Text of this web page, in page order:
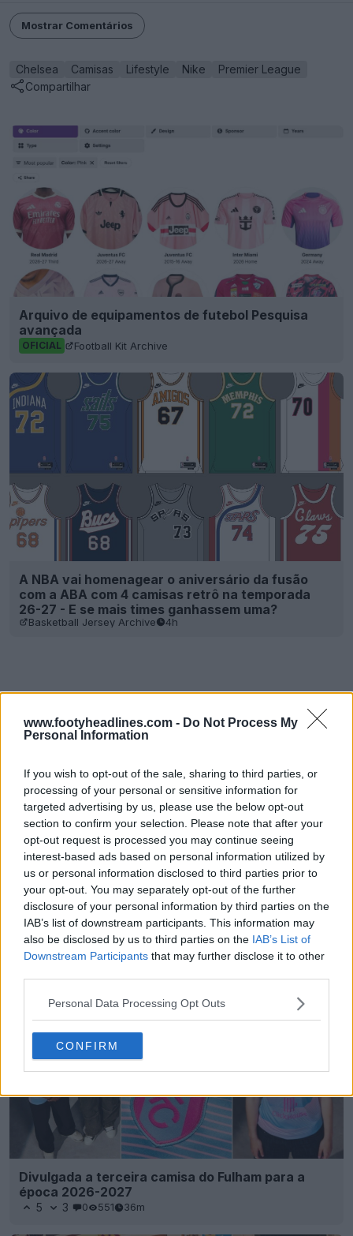
www.footyheadlines.com - Do Not Process My
Personal Information
If you wish to opt-out of the sale, sharing to third parties, or
processing of your personal or sensitive information for
targeted advertising by us, please use the below opt-out
section to confirm your selection. Please note that after your
opt-out request is processed you may continue seeing
interest-based ads based on personal information utilized by
us or personal information disclosed to third parties prior to
your opt-out. You may separately opt-out of the further
disclosure of your personal information by third parties on the
IAB’s list of downstream participants. This information may
also be disclosed by us to third parties on the IAB’s List of
Downstream Participants that may further disclose it to other
Personal Data Processing Opt Outs
CONFIRM
Mostrar Comentários
Chelsea Camisas Lifestyle Nike
Premier League
Compartilhar
Arquivo de equipamentos de futebol Pesquisa
avançada
OFICIAL Football Kit Archive
A NBA vai homenagear o aniversário da fusão
com a ABA com 4 camisas retrô na temporada
26-27 - E se mais times ganhassem uma?
Basketball Jersey Archive 4h
Divulgada a terceira camisa do Fulham para a
época 2026-2027
5 3 0 551 36m